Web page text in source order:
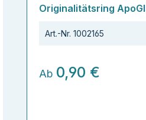
Originalitätsring
Art.-Nr. 1002165
Ab 0,90 €